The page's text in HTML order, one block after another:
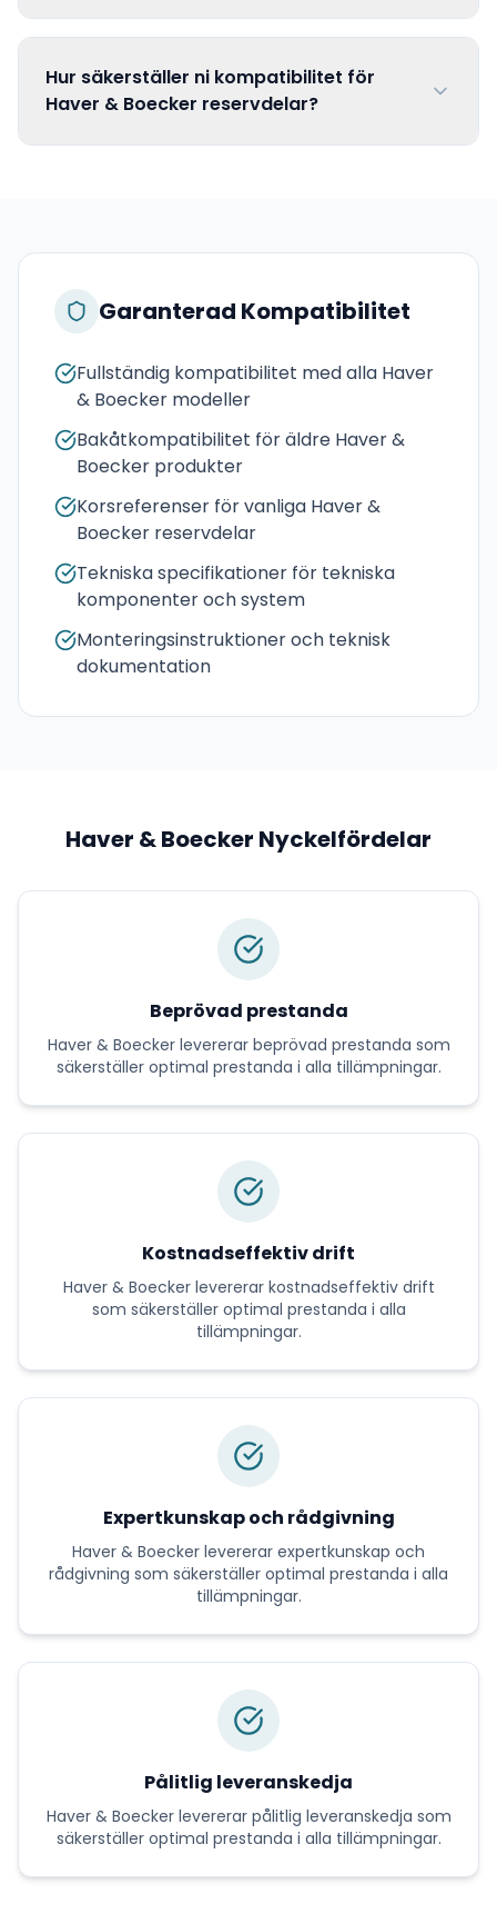
Hur säkerställer ni kompatibilitet för
Haver & Boecker reservdelar?
Garanterad Kompatibilitet
Fullständig kompatibilitet med alla Haver
& Boecker modeller
Bakåtkompatibilitet för äldre Haver &
Boecker produkter
Korsreferenser för vanliga Haver &
Boecker reservdelar
Tekniska specifikationer för tekniska
komponenter och system
Monteringsinstruktioner och teknisk
dokumentation
Haver & Boecker Nyckelfördelar
Beprövad prestanda
Haver & Boeckerlevererar beprövad prestanda som
säkerställer optimal prestanda i alla tillämpningar.
Kostnadseffektiv drift
Haver & Boeckerlevererar kostnadseffektiv drift
som säkerställer optimal prestanda i alla
tillämpningar.
Expertkunskap och rådgivning
Haver & Boecker levererar expertkunskap och
rådgivning som säkerställer optimal prestanda i alla
tillämpningar.
Pålitlig leveranskedja
Haver & Boeckerlevererar pålitlig leveranskedja som
säkerställer optimal prestanda i alla tillämpningar.